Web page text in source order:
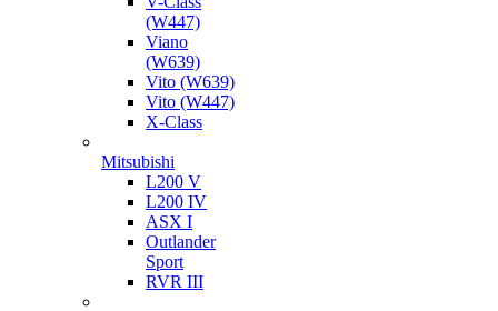
(W447)
Viano
(W639)
Vito (W639)
Vito (W447)
X-Class
Mitsubishi
L200 V
L200 IV
ASX I
Outlander
Sport
RVR III